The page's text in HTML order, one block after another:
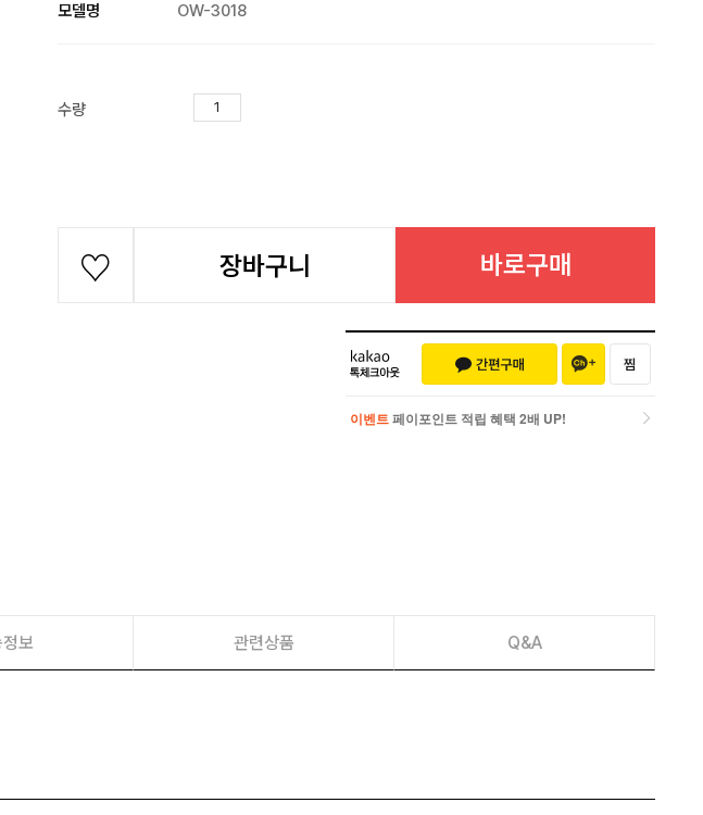
모델명 OW-3018
수량
장바구니 바로구매
이벤트 페이포인트 적립 혜택 2배 UP!
보 관련상품 Q&A